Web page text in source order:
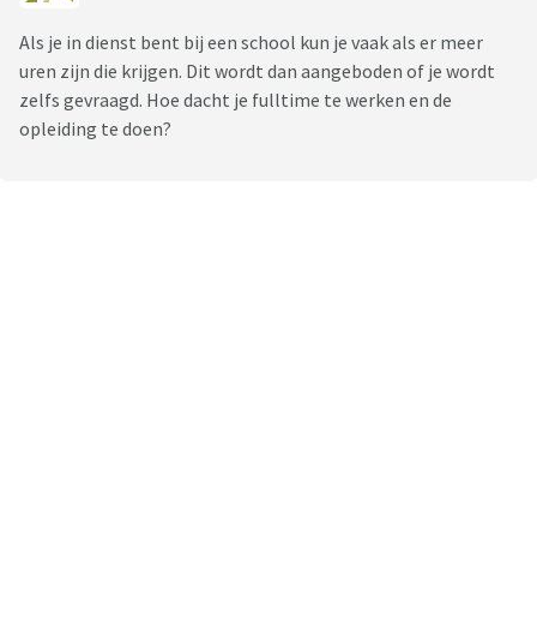
Als je in dienst bent bij een school kun je vaak als er meer
uren zijn die krijgen. Dit wordt dan aangeboden of je wordt
zelfs gevraagd. Hoe dacht je fulltime te werken en de
opleiding te doen?